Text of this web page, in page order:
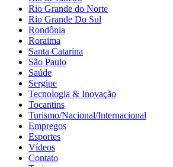
Rio Grande do Norte
Rio Grande Do Sul
Rondônia
Roraima
Santa Catarina
São Paulo
Saúde
Sergipe
Tecnologia & Inovação
Tocantins
Turismo/Nacional/Internacional
Empregos
Esportes
Vídeos
Contato